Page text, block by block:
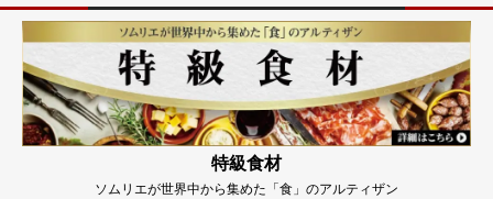
特級食材
ソムリエが世界中から集めた「食」のアルティザン